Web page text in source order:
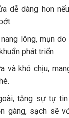
dễ dàng hơn
lông, mụn
phát triển
và khó chịu,
tăng sự tự
gàng, sạch sẽ